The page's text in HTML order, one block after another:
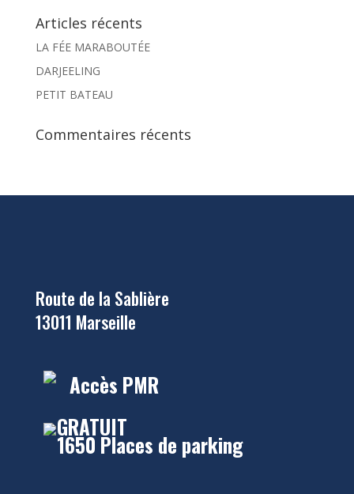
Articles récents
LA FÉE MARABOUTÉE
DARJEELING
PETIT BATEAU
Commentaires récents
Route de la Sablière
13011 Marseille
Accès PMR
GRATUIT
1650 Places de parking